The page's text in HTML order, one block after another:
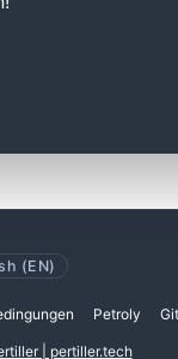
(EN)
Petroly
| pertiller.tech